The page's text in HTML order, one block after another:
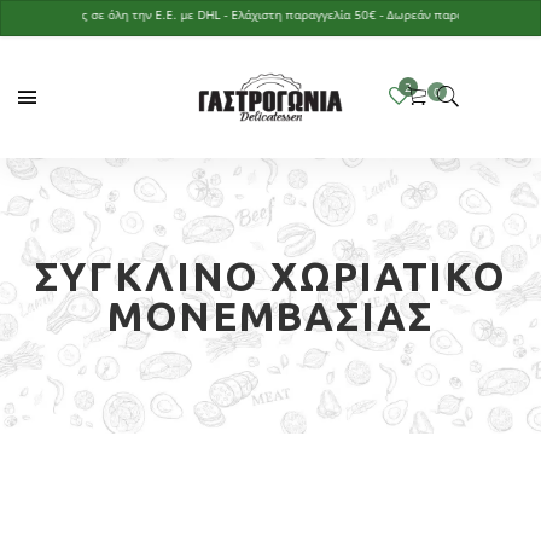
σε όλη την Ε.Ε. με DHL - Ελάχιστη παραγγελία 50€ - Δωρεάν παράδοση με
ΣΎΓΚΛΙΝΟ ΧΩΡΙΆΤΙΚΟ
ΜΟΝΕΜΒΑΣΙΆΣ